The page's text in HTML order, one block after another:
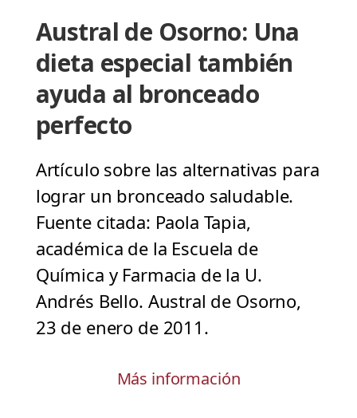
Austral de Osorno: Una
dieta especial también
ayuda al bronceado
perfecto
Artículo sobre las alternativas para
lograr un bronceado saludable.
Fuente citada: Paola Tapia,
académica de la Escuela de
Química y Farmacia de la U.
Andrés Bello. Austral de Osorno,
23 de enero de 2011.
Más información